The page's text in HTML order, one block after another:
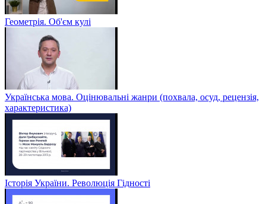
Геометрія. Об'єм кулі
Українська мова. Оцінювальні жанри (похвала, осуд, рецензія,
характеристика)
Історія України. Революція Гідності